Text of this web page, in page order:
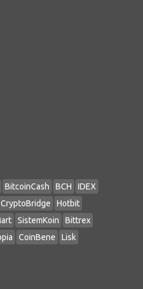
BitcoinCash BCH
IDEX
CryptoBridge
Hotbit
SistemKoin
Bittrex
CoinBene
Lisk